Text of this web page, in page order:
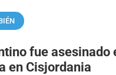
fue asesinado
en Cisjordania